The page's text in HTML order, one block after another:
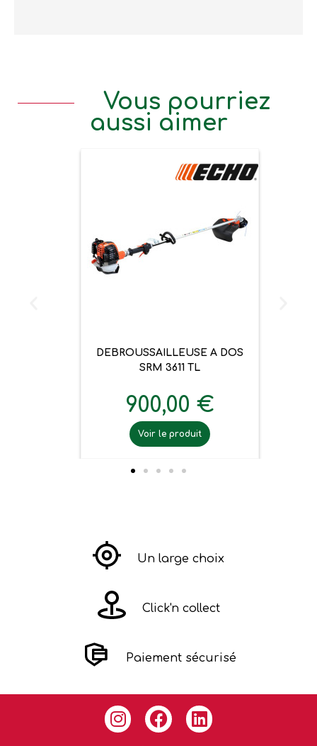
Vous pourriez
aussi aimer
DEBROUSSAILLEUSE A DOS
SRM 3611 TL
900,00 €
Voir le produit
Un large choix
Click'n collect
Paiement sécurisé